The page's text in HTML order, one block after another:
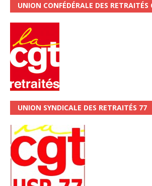
UNION CONFÉDÉRALE DES RETRAITÉS
UNION SYNDICALE DES RETRAITÉS 77